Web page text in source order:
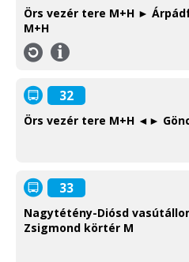
Örs vezér tere M+H ►
M+H
Információ
Information
32
Örs vezér tere M+H ◄►
33
Nagytétény-Diósd
Zsigmond körtér M